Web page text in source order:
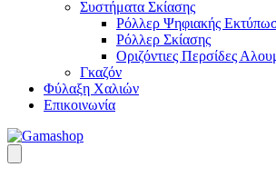
Συστήματα Σκίασης
Ρόλλερ Ψηφιακής
Ρόλλερ Σκίασης
Οριζόντιες Περσίδες
Γκαζόν
Φύλαξη Χαλιών
Επικοινωνία